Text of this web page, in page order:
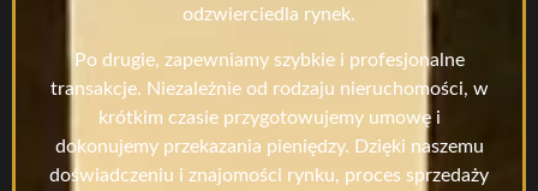
odzwierciedla rynek.
Po drugie, zapewniamy szybkie i profesjonalne
transakcje. Niezależnie od rodzaju nieruchomości, w
krótkim czasie przygotowujemy umowę i
dokonujemy przekazania pieniędzy. Dzięki naszemu
doświadczeniu i znajomości rynku, proces sprzedaży